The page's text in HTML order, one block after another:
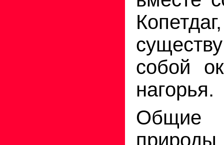
собой
нагорья.
Общие
природы